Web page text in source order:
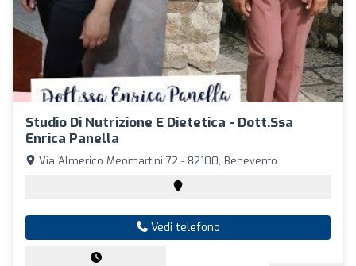
Studio Di Nutrizione E Dietetica - Dott.ssa
Enrica Panella
Via Almerico Meomartini 72 - 82100, Benevento
Vedi telefono